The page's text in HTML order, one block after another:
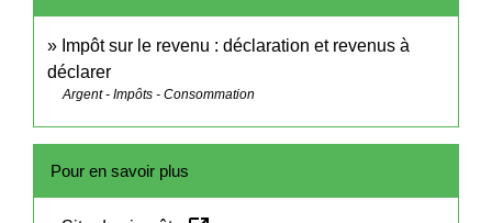
Impôt sur le revenu : déclaration et revenus à
déclarer
Argent - Impôts - Consommation
Pour en savoir plus